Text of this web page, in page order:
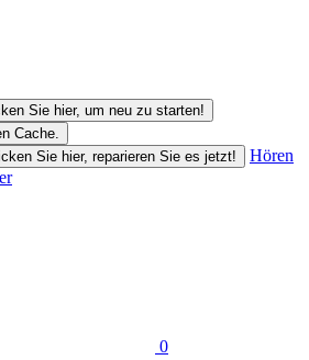
Sie hier, um neu zu starten!
Cache.
Sie hier, reparieren Sie es jetzt!
Hören
0